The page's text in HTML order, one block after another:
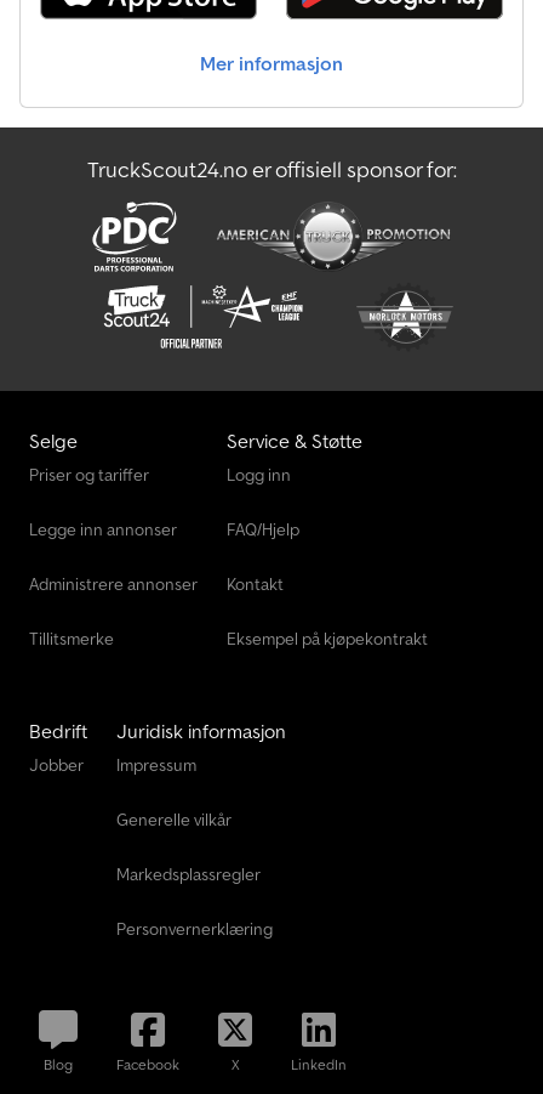
Mer informasjon
TruckScout24.no er offisiell sponsor for:
Selge
Priser og tariffer
Legge inn annonser
Administrere annonser
Tillitsmerke
Service & Støtte
Logg inn
FAQ/Hjelp
Kontakt
Eksempel på kjøpekontrakt
Bedrift
Jobber
Juridisk informasjon
Impressum
Generelle vilkår
Markedsplassregler
Personvernerklæring
Blog Facebook X LinkedIn